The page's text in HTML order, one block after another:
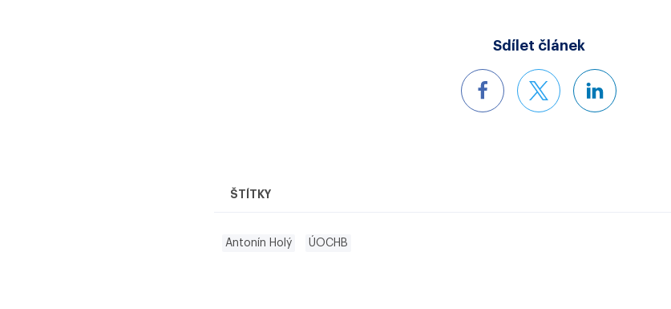
Sdílet článek
ŠTÍTKY
Antonín Holý ÚOCHB